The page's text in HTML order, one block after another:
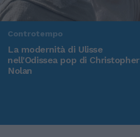
Controtempo
La modernità di Ulisse
nell'Odissea pop di Christopher
Nolan